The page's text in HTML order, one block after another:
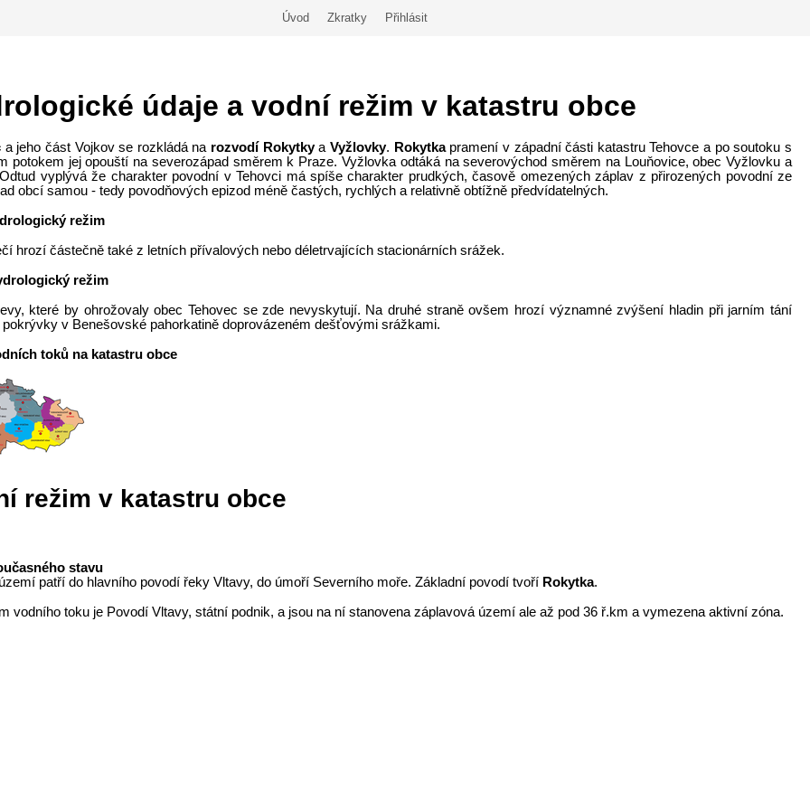
Úvod Zkratky Přihlásit
údaje a vodní režim v katastru obce
a jeho část Vojkov se rozkládá na rozvodí RokytkyaVyžlovky. Rokytkapramení v západní části katastru Tehovce a po soutoku s
potokem jej opouští na severozápad směrem k Praze. Vyžlovka odtáká na severovýchod směrem na Louňovice, obec Vyžlovku a
vyplývá že charakter povodní v Tehovci má spíše charakter prudkých, časově omezených záplav z přirozených povodní ze
obcí samou - tedy povodňových epizod méně častých, rychlých a relativně obtížně předvídatelných.
režim
hrozí částečně také z letních přívalových nebo déletrvajících stacionárních srážek.
režim
které by ohrožovaly obec Tehovec se zde nevyskytují. Na druhé straně ovšem hrozí významné zvýšení hladin při jarním tání
v Benešovské pahorkatině doprovázeném dešťovými srážkami.
toků na katastru obce
režim v katastru obce
stavu
patří do hlavního povodí řeky Vltavy, do úmoří Severního moře. Základní povodí tvoří Rokytka.
vodního toku je Povodí Vltavy, státní podnik, a jsou na ní stanovena záplavová území ale až pod 36 ř.km a vymezena aktivní zóna.